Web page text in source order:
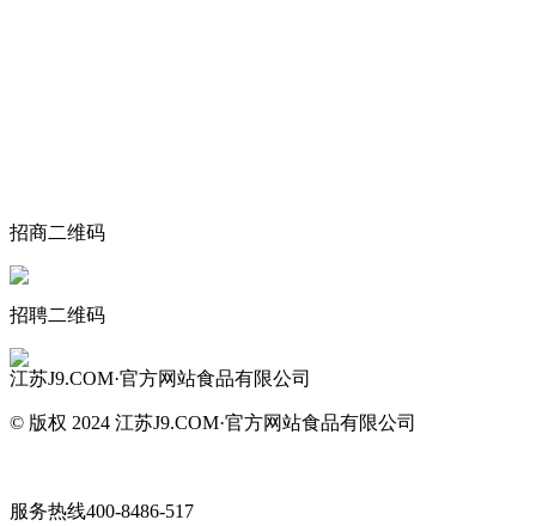
招商二维码
招聘二维码
江苏J9.COM·官方网站食品有限公司
© 版权 2024 江苏J9.COM·官方网站食品有限公司
服务热线400-8486-517